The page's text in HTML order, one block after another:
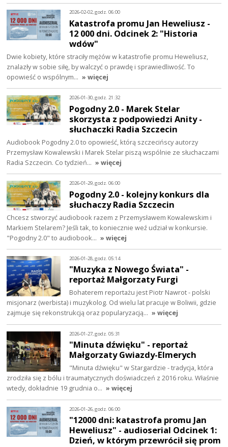
2026-02-02, godz. 06:00
Katastrofa promu Jan Heweliusz -
12 000 dni. Odcinek 2: "Historia
wdów"
Dwie kobiety, które straciły mężów w katastrofie promu Heweliusz,
znalazły w sobie siłę, by walczyć o prawdę i sprawiedliwość. To
opowieść o wspólnym… » więcej
2026-01-30, godz. 21:32
Pogodny 2.0 - Marek Stelar
skorzysta z podpowiedzi Anity -
słuchaczki Radia Szczecin
Audiobook Pogodny 2.0 to opowieść, którą szczecińscy autorzy
Przemysław Kowalewski i Marek Stelar piszą wspólnie ze słuchaczami
Radia Szczecin. Co tydzień… » więcej
2026-01-29, godz. 06:00
Pogodny 2.0 - kolejny konkurs dla
słuchaczy Radia Szczecin
Chcesz stworzyć audiobook razem z Przemysławem Kowalewskim i
Markiem Stelarem? Jeśli tak, to koniecznie weź udział w konkursie.
"Pogodny 2.0" to audiobook… » więcej
2026-01-28, godz. 05:14
"Muzyka z Nowego Świata" -
reportaż Małgorzaty Furgi
Bohaterem reportażu jest Piotr Nawrot - polski
misjonarz (werbista) i muzykolog. Od wielu lat pracuje w Boliwii, gdzie
zajmuje się rekonstrukcją oraz popularyzacją… » więcej
2026-01-27, godz. 05:31
"Minuta dźwięku" - reportaż
Małgorzaty Gwiazdy-Elmerych
"Minuta dźwięku" w Stargardzie - tradycja, która
zrodziła się z bólu i traumatycznych doświadczeń z 2016 roku. Właśnie
wtedy, dokładnie 19 grudnia o… » więcej
2026-01-26, godz. 06:00
"12000 dni: katastrofa promu Jan
Heweliusz" - audioserial Odcinek 1:
Dzień, w którym przewrócił się prom